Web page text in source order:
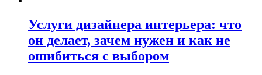
Услуги дизайнера интерьера: что
он делает, зачем нужен и как не
ошибиться с выбором